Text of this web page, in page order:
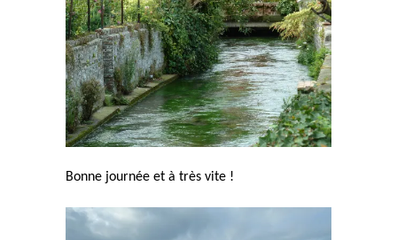
Bonne journée et à très vite !